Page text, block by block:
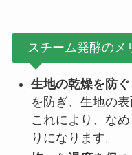
スチーム発酵のメ
生地の乾燥を防ぐ
を防ぎ、生地の
これにより、な
りになります。